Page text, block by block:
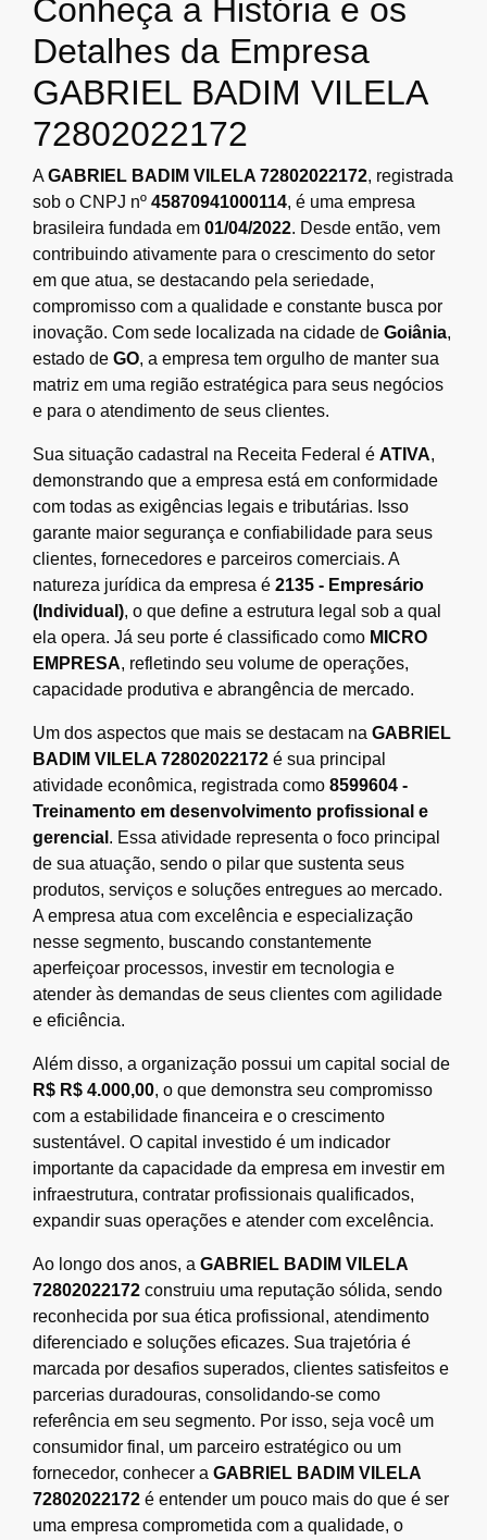
Conheça a História e os
Detalhes da Empresa
GABRIEL BADIM VILELA
72802022172
AGABRIEL BADIM VILELA 72802022172, registrada
sob o CNPJ nº 45870941000114, é uma empresa
brasileira fundada em 01/04/2022. Desde então, vem
contribuindo ativamente para o crescimento do setor
em que atua, se destacando pela seriedade,
compromisso com a qualidade e constante busca por
inovação. Com sede localizada na cidade de Goiânia,
estado de GO, a empresa tem orgulho de manter sua
matriz em uma região estratégica para seus negócios
e para o atendimento de seus clientes.
Sua situação cadastral na Receita Federal é ATIVA,
demonstrando que a empresa está em conformidade
com todas as exigências legais e tributárias. Isso
garante maior segurança e confiabilidade para seus
clientes, fornecedores e parceiros comerciais. A
natureza jurídica da empresa é 2135 - Empresário
(Individual), o que define a estrutura legal sob a qual
ela opera. Já seu porte é classificado como MICRO
EMPRESA, refletindo seu volume de operações,
capacidade produtiva e abrangência de mercado.
Um dos aspectos que mais se destacam na GABRIEL
BADIM VILELA 72802022172 é sua principal
atividade econômica, registrada como 8599604 -
Treinamento em desenvolvimento profissional e
gerencial . Essa atividade representa o foco principal
de sua atuação, sendo o pilar que sustenta seus
produtos, serviços e soluções entregues ao mercado.
A empresa atua com excelência e especialização
nesse segmento, buscando constantemente
aperfeiçoar processos, investir em tecnologia e
atender às demandas de seus clientes com agilidade
e eficiência.
Além disso, a organização possui um capital social de
R$ R$ 4.000,00, o que demonstra seu compromisso
com a estabilidade financeira e o crescimento
sustentável. O capital investido é um indicador
importante da capacidade da empresa em investir em
infraestrutura, contratar profissionais qualificados,
expandir suas operações e atender com excelência.
Ao longo dos anos, a GABRIEL BADIM VILELA
72802022172 construiu uma reputação sólida, sendo
reconhecida por sua ética profissional, atendimento
diferenciado e soluções eficazes. Sua trajetória é
marcada por desafios superados, clientes satisfeitos e
parcerias duradouras, consolidando-se como
referência em seu segmento. Por isso, seja você um
consumidor final, um parceiro estratégico ou um
fornecedor, conhecer a GABRIEL BADIM VILELA
72802022172 é entender um pouco mais do que é ser
uma empresa comprometida com a qualidade, o